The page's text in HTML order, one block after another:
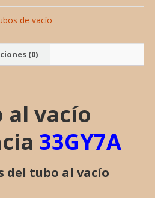
de vacío
(0)
al vacío
33GY7A
del tubo al vacío